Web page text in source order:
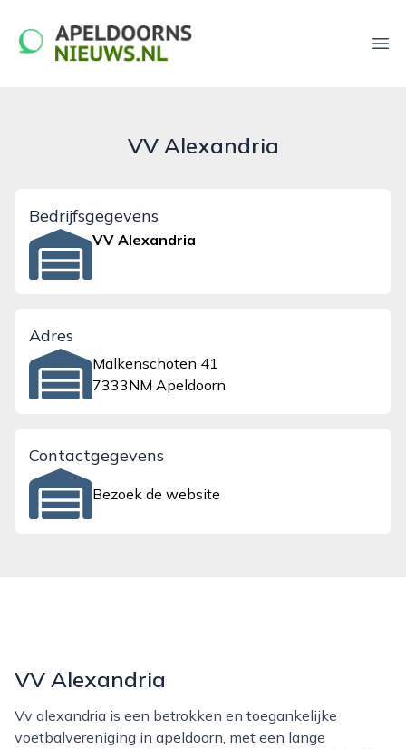
apeldoornsnieuws.nl
VV Alexandria
Bedrijfsgegevens
VV Alexandria
Adres
Malkenschoten 41
7333NM Apeldoorn
Contactgegevens
Bezoek de website
VV Alexandria
Vv alexandria is een betrokken en toegankelijke
voetbalvereniging in apeldoorn, met een lange